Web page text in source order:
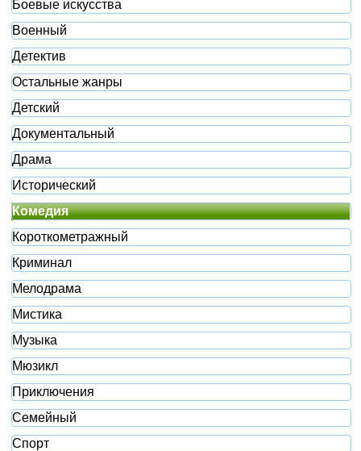
Боевые искусства
Военный
Детектив
Остальные жанры
Детский
Документальный
Драма
Исторический
Комедия
Короткометражный
Криминал
Мелодрама
Мистика
Музыка
Мюзикл
Приключения
Семейный
Спорт